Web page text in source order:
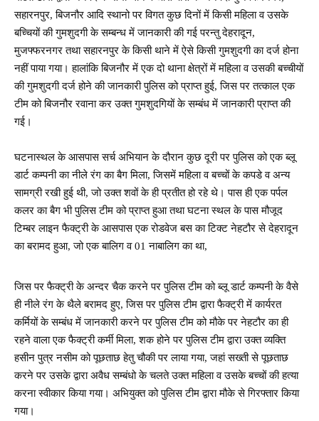
सहारनपुर, बिजनौर आदि स्थानो पर विगत कुछ दिनों में किसी महिला व उसके
बच्चियों की गुमशुदगी के सम्बन्ध में जानकारी की गई परन्तु देहरादून,
मुजफ्फरनगर तथा सहारनपुर के किसी थाने में ऐसे किसी गुमशुदगी का दर्ज होना
नहीं पाया गया। हालांकि बिजनौर में एक दो थाना क्षेत्रों में महिला व उसकी बच्चीयों
की गुमशुदगी दर्ज होने की जानकारी पुलिस को प्राप्त हुई, जिस पर तत्काल एक
टीम को बिजनौर रवाना कर उक्त गुमशुदगियों के सम्बंध में जानकारी प्राप्त की
गई।
घटनास्थल के आसपास सर्च अभियान के दौरान कुछ दूरी पर पुलिस को एक ब्लू
डार्ट कम्पनी का नीले रंग का बैग मिला, जिसमें महिला व बच्चों के कपडे व अन्य
सामग्री रखी हुई थी, जो उक्त शवों के ही प्रतीत हो रहे थे। पास ही एक पर्पल
कलर का बैग भी पुलिस टीम को प्राप्त हुआ तथा घटना स्थल के पास मौजूद
टिम्बर लाइन फैक्ट्री के आसपास एक रोडवेज बस का टिक्ट नेहटौर से देहरादून
का बरामद हुआ, जो एक बालिग व 01 नाबालिग का था,
जिस पर फैक्ट्री के अन्दर चैक करने पर पुलिस टीम को ब्लू डार्ट कम्पनी के वैसे
ही नीले रंग के थैले बरामद हुए, जिस पर पुलिस टीम द्वारा फैक्ट्री में कार्यरत
कर्मियों के सम्बंध में जानकारी करने पर पुलिस टीम को मौके पर नेहटौर का ही
रहने वाला एक फैक्ट्री कर्मी मिला, शक होने पर पुलिस टीम द्वारा उक्त व्यक्ति
हसीन पुत्र नसीम को पूछताछ हेतु चौकी पर लाया गया, जहां सख्ती से पूछताछ
करने पर उसके द्वारा अवैध सम्बंधो के चलते उक्त महिला व उसके बच्चों की हत्या
करना स्वीकार किया गया। अभियुक्त को पुलिस टीम द्वारा मौके से गिरफ्तार किया
गया।